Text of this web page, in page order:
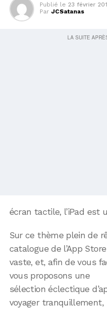
Publié le 23 février
Par JCSatanas
écran tactile, l’iPad est
Sur ce thème plein de
catalogue de l’App
vaste, et, afin de vous
vous proposons une
sélection éclectique
voyager tranquillement,